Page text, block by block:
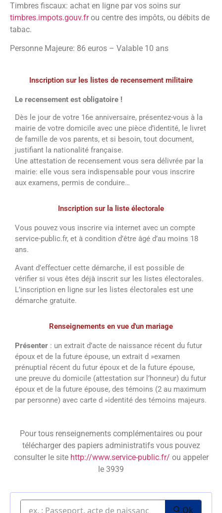
Timbres fiscaux: achat en ligne par vos soins sur
timbres.impots.gouv.frou centre des impôts, ou débits de
tabac.
Personne Majeure: 86 euros – Valable 10 ans
Inscription sur les listes de recensement militaire
Le recensement est obligatoire !
Dès le jour de votre 16e anniversaire, présentez-vous à la
mairie de votre domicile avec une pièce d’identité, le livret
de famille de vos parents, et si besoin, tout document,
justifiant la nationalité française.
Une attestation de recensement vous sera délivrée par la
mairie: elle vous sera indispensable pour vous inscrire
aux examens, permis de conduire…
Inscription sur la liste électorale
Vous pouvez vous inscrire via internet avec un compte
service-public.fr, et à condition d’être âgé d’au moins 18
ans.
Avant d’effectuer cette démarche, il est possible de
vérifier si vous êtes déjà inscrit sur les listes électorales.
L’inscription en ligne sur les listes électorales est une
démarche gratuite.
Renseignements en vue d'un mariage
Présenter : un extrait d’acte de naissance récent du futur
époux et de la future épouse, un extrait d »examen
prénuptial récent du futur époux et de la future épouse,
une preuve du domicile (attestation sur l’honneur) du futur
époux et de la future épouse, des témoins (2 au maximum
par personne) avec carte d »identité des témoins majeurs.
Pour tous renseignements complémentaires ou pour
télécharger des papiers administratifs vous pouvez
consulter le site http://www.service-public.fr/ ou appeler
le 3939
Ok